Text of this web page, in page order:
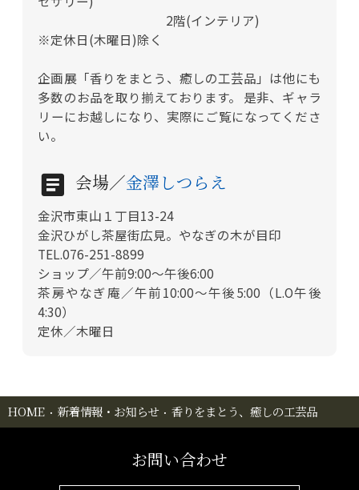
2階(インテリア)
※定休日(木曜日)除く
企画展「香りをまとう、癒しの工芸品」は他にも
多数のお品を取り揃えております。 是非、ギャラ
リーにお越しになり、実際にご覧になってくださ
い。
会場／金澤しつらえ
金沢市東山１丁目13-24
金沢ひがし茶屋街広見。やなぎの木が目印
TEL.076-251-8899
ショップ／午前9:00～午後6:00
茶房やなぎ庵／午前10:00～午後5:00（L.O午後
4:30）
定休／木曜日
HOME 新着情報・お知らせ 香りをまとう、癒しの工芸品
お問い合わせ